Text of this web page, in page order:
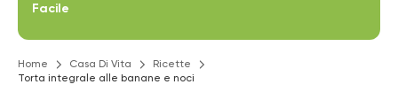
Facile
Home Casa Di Vita
Ricette
Torta integrale alle banane e noci